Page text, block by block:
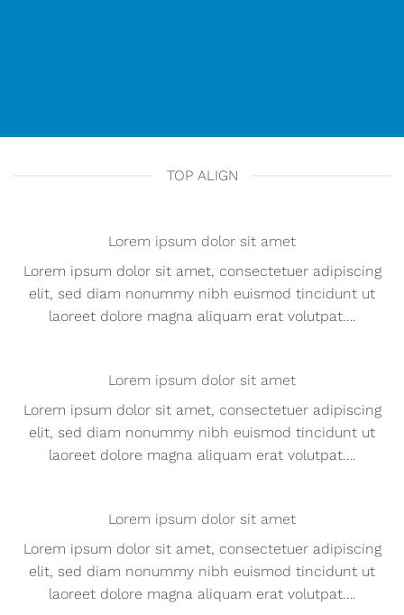
TOP ALIGN
Lorem ipsum dolor sit amet
Lorem ipsum dolor sit amet, consectetuer adipiscing
elit, sed diam nonummy nibh euismod tincidunt ut
laoreet dolore magna aliquam erat volutpat….
Lorem ipsum dolor sit amet
Lorem ipsum dolor sit amet, consectetuer adipiscing
elit, sed diam nonummy nibh euismod tincidunt ut
laoreet dolore magna aliquam erat volutpat….
Lorem ipsum dolor sit amet
Lorem ipsum dolor sit amet, consectetuer adipiscing
elit, sed diam nonummy nibh euismod tincidunt ut
laoreet dolore magna aliquam erat volutpat….